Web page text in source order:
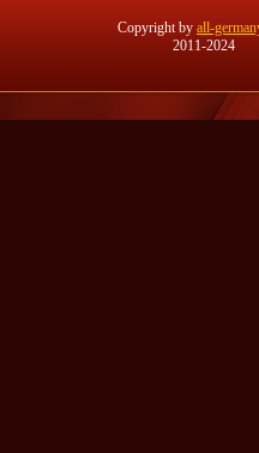
Copyright by all-
2011-2024